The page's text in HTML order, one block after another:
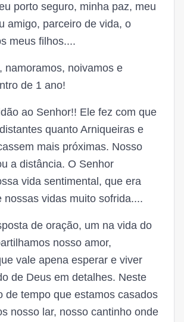
porto seguro, minha paz, meu
amigo, parceiro de vida, o
meus filhos....
namoramos, noivamos e
de 1 ano!
ao Senhor!! Ele fez com que
quanto Arniqueiras e
mais próximas. Nosso
a distância. O Senhor
vida sentimental, que era
nossas vidas muito sofrida....
de oração, um na vida do
nosso amor,
vale apena esperar e viver
de Deus em detalhes. Neste
de tempo que estamos casados
nosso lar, nosso cantinho onde